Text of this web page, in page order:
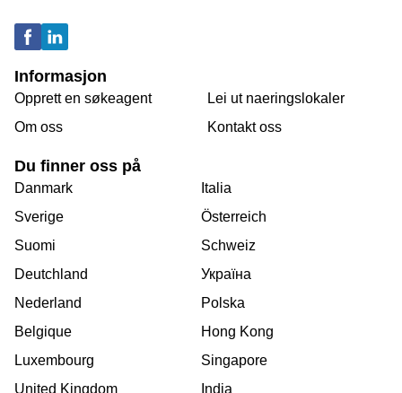
Informasjon
Opprett en søkeagent
Om oss
Lei ut naeringslokaler
Kontakt oss
Du finner oss på
Danmark
Sverige
Suomi
Deutchland
Nederland
Belgique
Luxembourg
United Kingdom
Italia
Österreich
Schweiz
Україна
Polska
Hong Kong
Singapore
India